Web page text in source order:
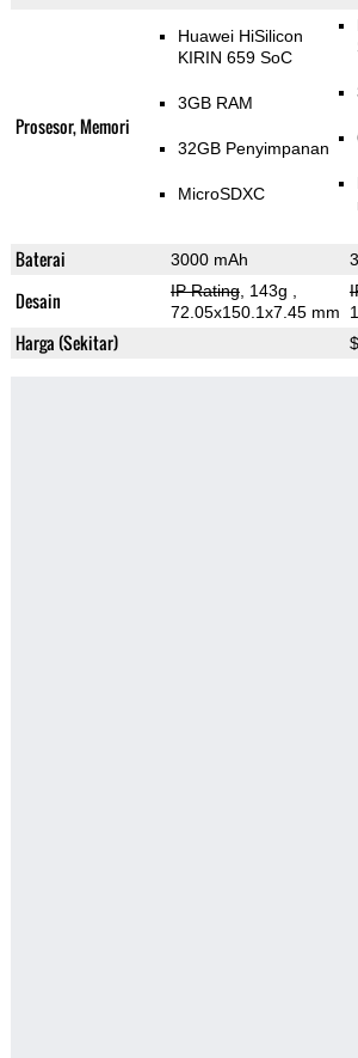
Prosesor, Memori
Huawei HiSilicon
KIRIN 659 SoC
3GB RAM
32GB Penyimpanan
MicroSDXC
Baterai 3000 mAh
Desain IP Rating, 143g
72.05x150.1x7.45 mm
Harga (Sekitar)